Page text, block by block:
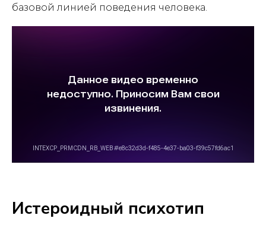
базовой линией поведения человека.
Истероидный психотип